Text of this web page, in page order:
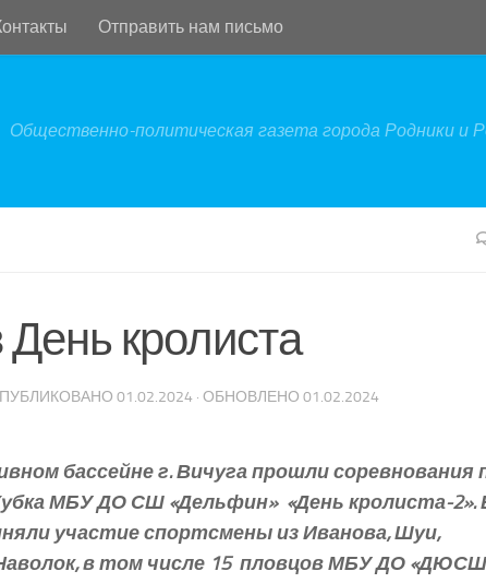
Отправить нам письмо
Общественно-политическая газета города Родники и
кролиста
01.02.2024 · ОБНОВЛЕНО 01.02.2024
бассейне г. Вичуга прошли соревнования
МБУ ДО СШ «Дельфин» ­ «День кролиста-­2».
участие спортсмены из Иванова, Шуи,
в том числе 15 пловцов МБУ ДО